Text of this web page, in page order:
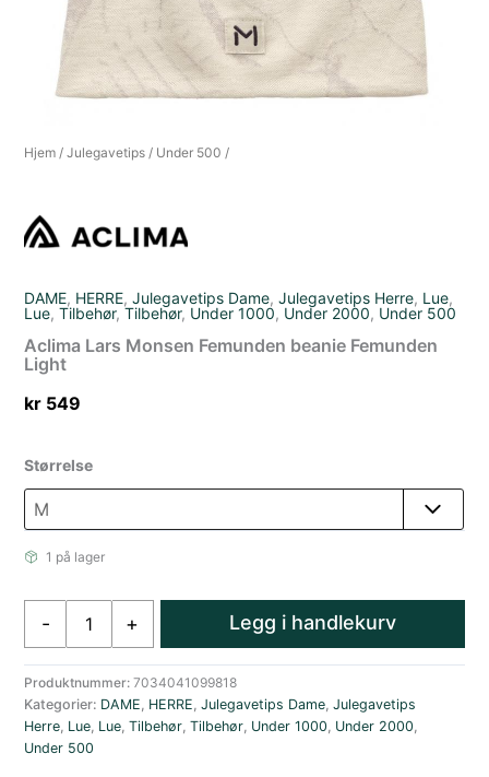
Hjem /Julegavetips / Under 500 /
DAME, HERRE,Julegavetips Dame,Julegavetips Herre, Lue,
Lue,Tilbehør,Tilbehør, Under 1000, Under 2000, Under 500
Aclima Lars Monsen Femunden beanie Femunden
Light
kr 549
Størrelse
1 på lager
-
Femunden
beanie
Femunden
Light
+ Legg i handlekurv
Produktnummer:7034041099818
Kategorier: DAME, HERRE,Julegavetips Dame,Julegavetips
Herre, Lue, Lue,Tilbehør,Tilbehør, Under 1000, Under 2000,
Under 500